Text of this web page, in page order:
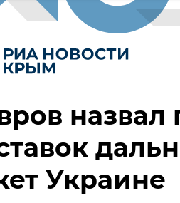
назвал
Украине